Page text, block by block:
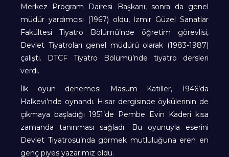
Merkez Program Dairesi Başkanı, sonra da genel
müdür yardımcısı (1967) oldu, İzmir Güzel Sanatlar
Fakültesi Tiyatro Bölümü’nde öğretim görevlisi,
Devlet Tiyatroları genel müdürü olarak (1983-1987)
çalıştı. DTCF Tiyatro Bölümü’nde tiyatro dersleri
verdi.
İlk oyun denemesi Masum Katiller, 1946’da
Halkevi’nde oynandı. Hisar dergisinde öykülerinin de
çıkmaya başladığı 1951’de Pembe Evin Kaderi kısa
zamanda tanınması sağladı. Bu oyunuyla eserini
Devlet Tiyatrosu’nda görmek mutluluğuna eren en
genç piyes yazarımız oldu.